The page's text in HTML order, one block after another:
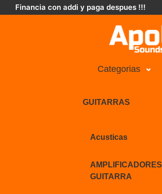
Financia con addi y paga despues !!!
Categorias
GUITARRAS
Acusticas
AMPLIFICADORES
GUITARRA